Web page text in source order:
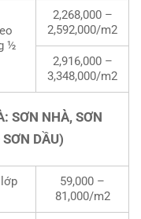
½
2,268,000 –
2,592,000/m2
2,916,000 –
3,348,000/m2
SƠN NHÀ, SƠN
DẦU)
59,000 –
81,000/m2